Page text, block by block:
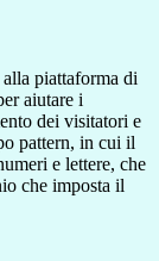
piattaforma di
aiutare i
dei visitatori e
pattern, in cui il
e lettere, che
che imposta il